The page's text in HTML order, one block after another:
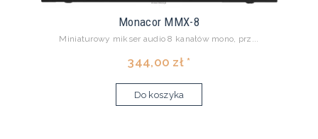
Monacor MMX-8
Miniaturowy mikser audio 8 kanałów mono, prz...
344,00 zł *
Do koszyka